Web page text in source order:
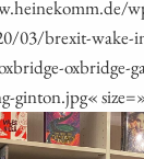
03/brexit-wake-
oxbridge-
ginton.jpg«